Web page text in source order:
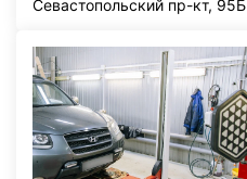
Севастопольский пр-кт, 95Б